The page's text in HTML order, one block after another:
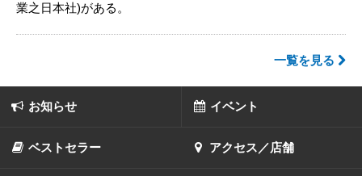
業之日本社)がある。
一覧を見る
お知らせ イベント
ベストセラー アクセス／店舗